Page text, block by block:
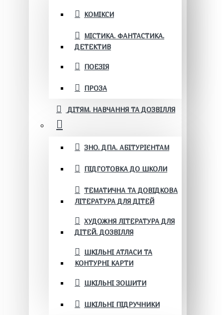
КОМІКСИ
МІСТИКА. ФАНТАСТИКА.
ДЕТЕКТИВ
ПОЕЗІЯ
ПРОЗА
ДІТЯМ. НАВЧАННЯ ТА ДОЗВІЛЛЯ
ЗНО. ДПА. АБІТУРІЄНТАМ
ПІДГОТОВКА ДО ШКОЛИ
ТЕМАТИЧНА ТА ДОВІДКОВА
ЛІТЕРАТУРА ДЛЯ ДІТЕЙ
ХУДОЖНЯ ЛІТЕРАТУРА ДЛЯ
ДІТЕЙ. ДОЗВІЛЛЯ
ШКІЛЬНІ АТЛАСИ ТА
КОНТУРНІ КАРТИ
ШКІЛЬНІ ЗОШИТИ
ШКІЛЬНІ ПІДРУЧНИКИ